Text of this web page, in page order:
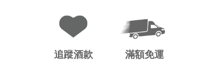
追蹤酒款 滿額免運